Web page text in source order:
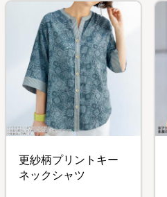
更紗柄プリントキー
ネックシャツ